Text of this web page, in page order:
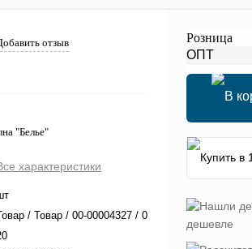
отзыв
"Белье"
характеристики
/ Товар / 00-00004327 / 0
Розница
ОПТ
дешевле